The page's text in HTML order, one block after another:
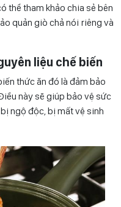
thể tham khảo chia sẻ bên
quản giò chả nói riêng và
liệu chế biến
thức ăn đó là đảm bảo
này sẽ giúp bảo vệ sức
ngộ độc, bị mất vệ sinh